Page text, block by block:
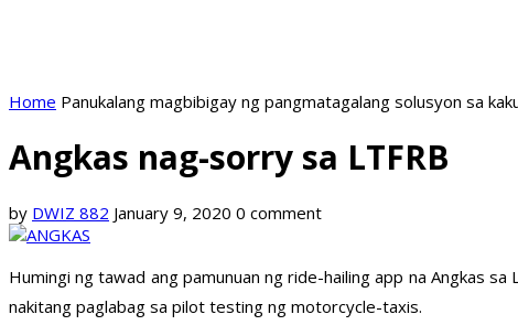
Home Panukalang magbibigay ng pangmatagalang solusyon sa
Angkas nag-sorry sa LTFRB
by DWIZ 882 January 9, 2020 0 comment
Humingi ng tawad ang pamunuan ng ride-hailing app na Angkas
nakitang paglabag sa pilot testing ng motorcycle-taxis.